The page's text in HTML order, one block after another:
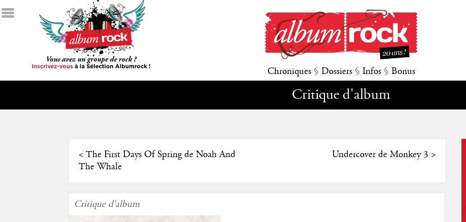
Chroniques § Dossiers § Infos § Bonus
Critique d'album
< The First Days Of Spring de Noah And
The Whale
Undercover de Monkey 3 >
Critique d'album